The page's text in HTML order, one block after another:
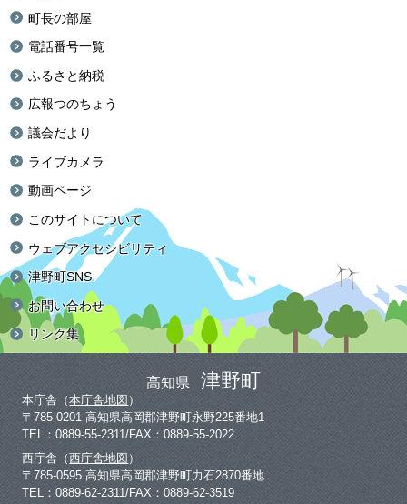
町長の部屋
電話番号一覧
ふるさと納税
広報つのちょう
議会だより
ライブカメラ
動画ページ
このサイトについて
ウェブアクセシビリティ
津野町SNS
お問い合わせ
リンク集
高知県 津野町
本庁舎（本庁舎地図 ）
〒785-0201 高知県高岡郡津野町永野225番地1
TEL：0889-55-2311/FAX：0889-55-2022
西庁舎（西庁舎地図 ）
〒785-0595 高知県高岡郡津野町力石2870番地
TEL：0889-62-2311/FAX：0889-62-3519